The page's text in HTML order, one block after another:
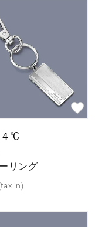
～
４℃
リング
in)